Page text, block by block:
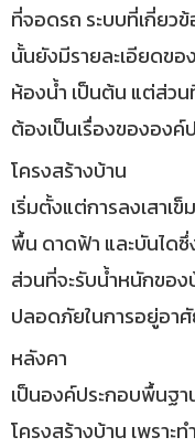
ที่จอดรถ ระบบที่เกี่ยว
นั้นยังมีรายละเอียดขอ
ห้องน้ำ เป็นต้น แต่ส่ว
ต้องเป็นเรื่องขององ
โครงสร้างบ้าน
เริ่มตั้งแต่การลงเสาเ
พื้น ดาดฟ้า และบันได
ส่วนที่จะรับน้ำหนักของ
ปลอดภัยในการอยู่อา
หลังคา
เป็นองค์ประกอบพื้นฐา
โครงสร้างบ้าน เพรา